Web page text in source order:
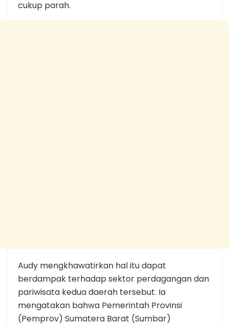
cukup parah.
Audy mengkhawatirkan hal itu dapat
berdampak terhadap sektor perdagangan dan
pariwisata kedua daerah tersebut. Ia
mengatakan bahwa Pemerintah Provinsi
(Pemprov) Sumatera Barat (Sumbar)